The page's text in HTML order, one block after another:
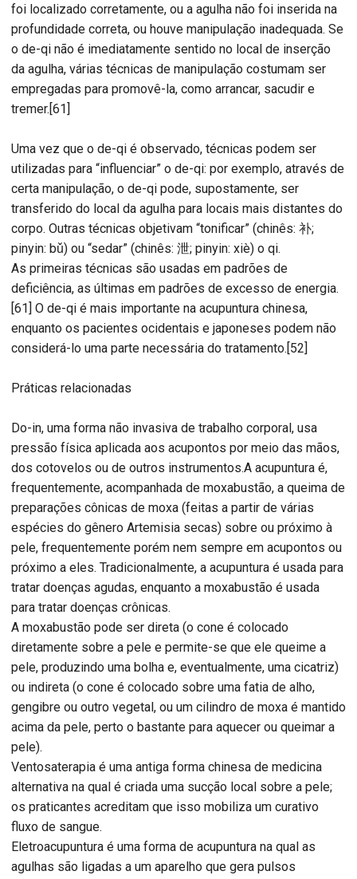
foi localizado corretamente, ou a agulha não foi inserida na
profundidade correta, ou houve manipulação inadequada. Se
o de-qi não é imediatamente sentido no local de inserção
da agulha, várias técnicas de manipulação costumam ser
empregadas para promovê-la, como arrancar, sacudir e
tremer.[61]
Uma vez que o de-qi é observado, técnicas podem ser
utilizadas para “influenciar” o de-qi: por exemplo, através de
certa manipulação, o de-qi pode, supostamente, ser
transferido do local da agulha para locais mais distantes do
corpo. Outras técnicas objetivam “tonificar” (chinês: 补;
pinyin: bǔ) ou “sedar” (chinês: 泄; pinyin: xiè) o qi.
As primeiras técnicas são usadas em padrões de
deficiência, as últimas em padrões de excesso de energia.
[61] O de-qi é mais importante na acupuntura chinesa,
enquanto os pacientes ocidentais e japoneses podem não
considerá-lo uma parte necessária do tratamento.[52]
Práticas relacionadas
Do-in, uma forma não invasiva de trabalho corporal, usa
pressão física aplicada aos acupontos por meio das mãos,
dos cotovelos ou de outros instrumentos.A acupuntura é,
frequentemente, acompanhada de moxabustão, a queima de
preparações cônicas de moxa (feitas a partir de várias
espécies do gênero Artemisia secas) sobre ou próximo à
pele, frequentemente porém nem sempre em acupontos ou
próximo a eles. Tradicionalmente, a acupuntura é usada para
tratar doenças agudas, enquanto a moxabustão é usada
para tratar doenças crônicas.
A moxabustão pode ser direta (o cone é colocado
diretamente sobre a pele e permite-se que ele queime a
pele, produzindo uma bolha e, eventualmente, uma cicatriz)
ou indireta (o cone é colocado sobre uma fatia de alho,
gengibre ou outro vegetal, ou um cilindro de moxa é mantido
acima da pele, perto o bastante para aquecer ou queimar a
pele).
Ventosaterapia é uma antiga forma chinesa de medicina
alternativa na qual é criada uma sucção local sobre a pele;
os praticantes acreditam que isso mobiliza um curativo
fluxo de sangue.
Eletroacupuntura é uma forma de acupuntura na qual as
agulhas são ligadas a um aparelho que gera pulsos